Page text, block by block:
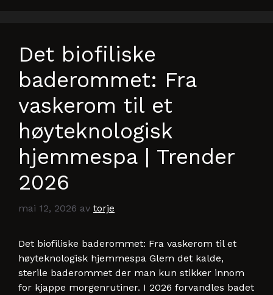
Det biofiliske
baderommet: Fra
vaskerom til et
høyteknologisk
hjemmespa | Trender
2026
mai 12, 2026 av torje
Det biofiliske baderommet: Fra vaskerom til et
høyteknologisk hjemmespa Glem det kalde,
sterile baderommet der man kun stikker innom
for kjappe morgenrutiner. I 2026 forvandles badet